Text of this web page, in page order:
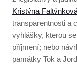
Kristýna
transparentnosti a
vyhlášky, kterou
příjmení; nebo
památky Tok a